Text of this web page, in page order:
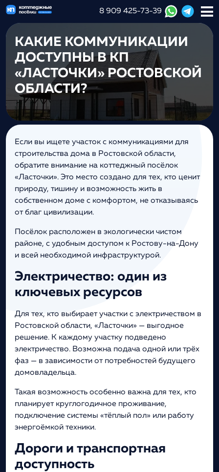
8 909 425-73-39
КАКИЕ КОММУНИКАЦИИ
ДОСТУПНЫ В КП
«ЛАСТОЧКИ» РОСТОВСКОЙ
ОБЛАСТИ?
Если вы ищете участок с коммуникациями для
строительства дома в Ростовской области,
обратите внимание на коттеджный посёлок
«Ласточки». Это место создано для тех, кто ценит
природу, тишину и возможность жить в
собственном доме с комфортом, не отказываясь
от благ цивилизации.
Посёлок расположен в экологически чистом
районе, с удобным доступом к Ростову-на-Дону
и всей необходимой инфраструктурой.
Электричество: один из
ключевых ресурсов
Для тех, кто выбирает участки с электричеством в
Ростовской области, «Ласточки» — выгодное
решение. К каждому участку подведено
электричество. Возможна подача одной или трёх
фаз — в зависимости от потребностей будущего
домовладельца.
Такая возможность особенно важна для тех, кто
планирует круглогодичное проживание,
подключение системы «тёплый пол» или работу
энергоёмкой техники.
Дороги и транспортная
доступность